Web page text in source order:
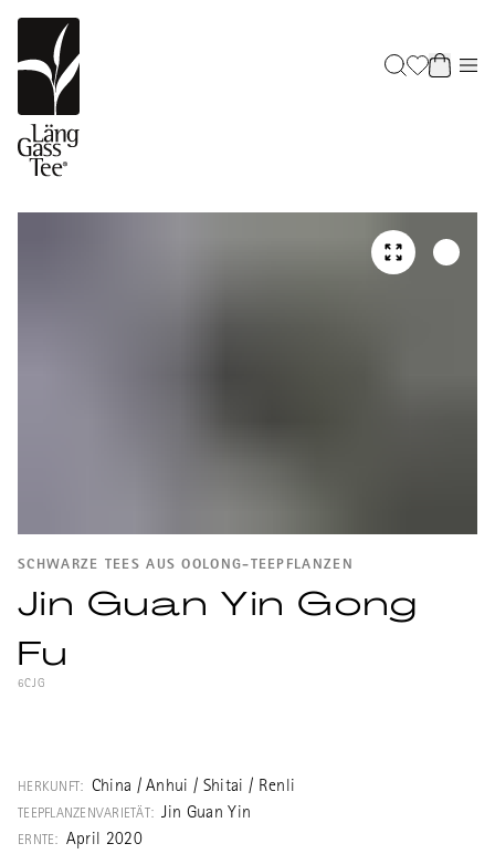
SCHWARZE TEES AUS OOLONG-TEEPFLANZEN
Jin Guan Yin Gong
Fu
6CJG
auch Qimen Guanyin oder Qihong Guanyin.
Produziert aus der neu gezüchteten
Oolong-Teepflanzenvarietät namens
HERKUNFT: China / Anhui / Shitai / Renli
TEEPFLANZENVARIETÄT: Jin Guan Yin
ERNTE: April 2020